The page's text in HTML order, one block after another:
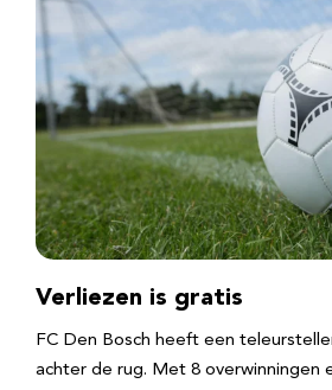
Verliezen is gratis
FC Den Bosch heeft een
achter de rug. Met 8 overwinningen